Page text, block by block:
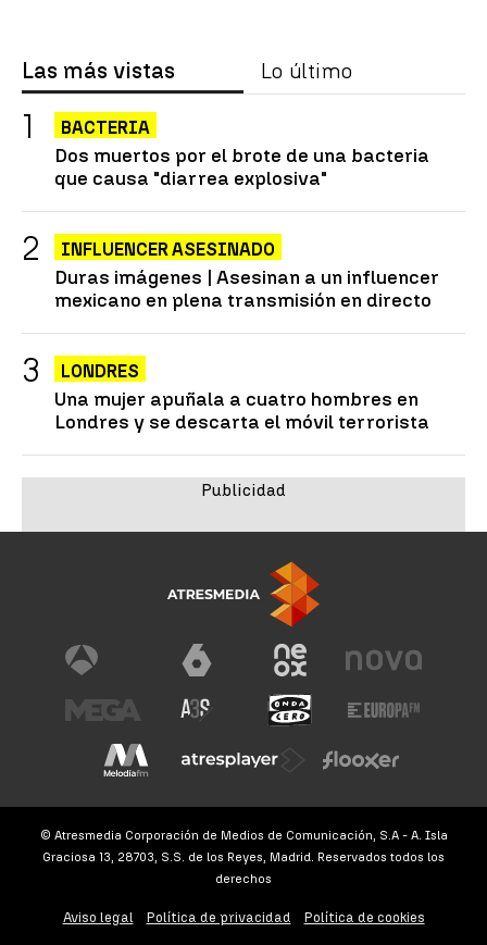
Las más vistas Lo último
BACTERIA
Dos muertos por el brote de una bacteria
que causa "diarrea explosiva"
INFLUENCER ASESINADO
Duras imágenes | Asesinan a un influencer
mexicano en plena transmisión en directo
LONDRES
Una mujer apuñala a cuatro hombres en
Londres y se descarta el móvil terrorista
© Atresmedia Corporación de Medios de Comunicación, S.A - A. Isla
Graciosa 13, 28703, S.S. de los Reyes, Madrid. Reservados todos los
derechos
Aviso legal Política de privacidad Política de cookies